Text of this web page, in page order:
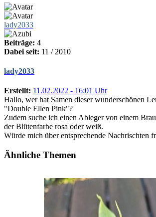
lady2033
Beiträge: 4
Dabei seit: 11 / 2010
lady2033
Erstellt: 11.02.2022 - 16:01 Uhr
Hallo, wer hat Samen dieser wunderschönen
"Double Ellen Pink"?
Zudem suche ich einen Ableger von einem
der Blütenfarbe rosa oder weiß.
Würde mich über entsprechende Nachrischten
Ähnliche Themen